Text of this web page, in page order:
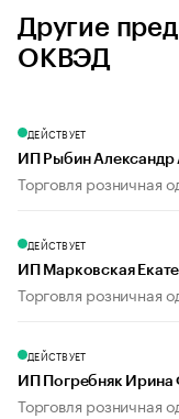
Другие
ОКВЭД
ДЕЙСТВУЕТ
ИП Рыбин Александр
Торговля розничная
ДЕЙСТВУЕТ
ИП Марковская
Торговля розничная
ДЕЙСТВУЕТ
ИП Погребняк Ирина
Торговля розничная